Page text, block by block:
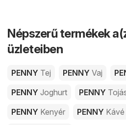
Népszerű termékek
üzleteiben
PENNY Tej PENNY Vaj
PENNY Joghurt PENNY
PENNY Kenyér PENNY Kávé